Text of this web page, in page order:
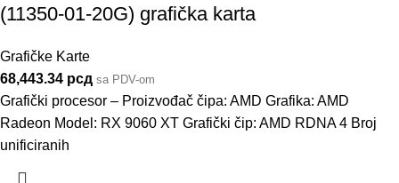
(11350-01-20G) grafička karta
Grafičke Karte
68,443.34 рсд sa PDV-om
Grafički procesor – Proizvođač čipa: AMD Grafika: AMD
Radeon Model: RX 9060 XT Grafički čip: AMD RDNA 4 Broj
unificiranih